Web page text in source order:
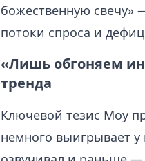
божественную свечу»
потоки спроса и
«Лишь обгоняем
тренда
Ключевой тезис Моу
немного выигрывает